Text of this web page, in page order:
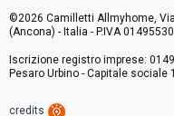
©2026 Camilletti Allmyhome,
(Ancona) - Italia - P.IVA
Iscrizione registro imprese:
Pesaro Urbino - Capitale sociale
credits